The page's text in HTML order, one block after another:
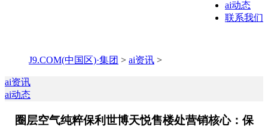
ai动态
联系我们
J9.COM(中国区)·集团 > ai资讯 >
ai资讯
ai动态
圈层空气纯粹保利世博天悦售楼处营销核心：保